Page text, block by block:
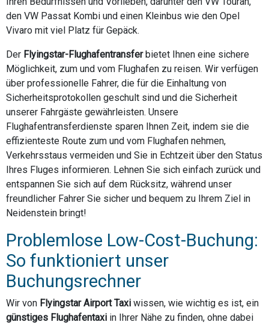
den VW Passat Kombi und einen Kleinbus wie den Opel
Vivaro mit viel Platz für Gepäck.
Der Flyingstar-Flughafentransferbietet Ihnen eine sichere
Möglichkeit, zum und vom Flughafen zu reisen. Wir verfügen
über professionelle Fahrer, die für die Einhaltung von
Sicherheitsprotokollen geschult sind und die Sicherheit
unserer Fahrgäste gewährleisten. Unsere
Flughafentransferdienste sparen Ihnen Zeit, indem sie die
effizienteste Route zum und vom Flughafen nehmen,
Verkehrsstaus vermeiden und Sie in Echtzeit über den Status
Ihres Fluges informieren. Lehnen Sie sich einfach zurück und
entspannen Sie sich auf dem Rücksitz, während unser
freundlicher Fahrer Sie sicher und bequem zu Ihrem Ziel in
Neidenstein bringt!
Problemlose Low-Cost-Buchung:
So funktioniert unser
Buchungsrechner
Wir von Flyingstar Airport Taxi wissen, wie wichtig es ist, ein
günstiges Flughafentaxi in Ihrer Nähe zu finden, ohne dabei